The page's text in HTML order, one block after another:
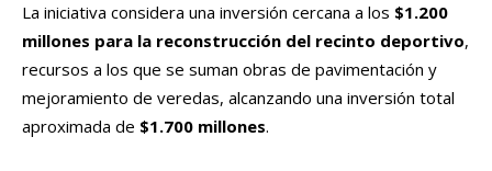
La iniciativa considera una inversión cercana a los $1.200
millones para la reconstrucción del recinto deportivo,
recursos a los que se suman obras de pavimentación y
mejoramiento de veredas, alcanzando una inversión total
aproximada de $1.700 millones.